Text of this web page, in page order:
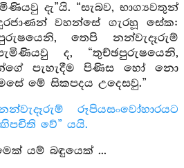
දැ”යි. “සැබව, භාග්‍යවතුන්
වහන්සේ ගැරහූ සේක:
තෙපි නන්වැදෑරුම්
ද, “තුච්ඡපුරුෂයෙනි,
පැහැදීම පිණිස හෝ නො
මේ සිකපදය උදෙසවු.”
රූපියසංවෝහාරයට
වේ” යයි.
යම් බඳුයෙක් ...